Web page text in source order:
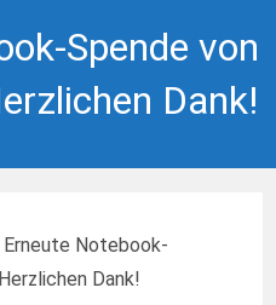
Spende von
Dank!